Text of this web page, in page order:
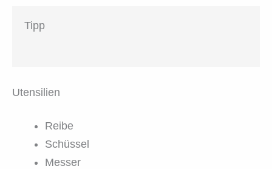
Tipp
Utensilien
Reibe
Schüssel
Messer